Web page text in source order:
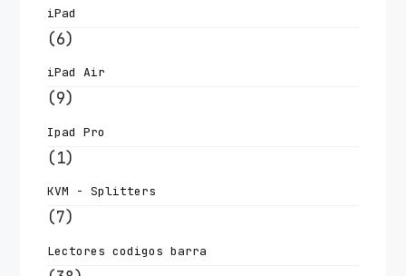
iPad
(6)
iPad Air
(9)
Ipad Pro
(1)
KVM - Splitters
(7)
Lectores codigos barra